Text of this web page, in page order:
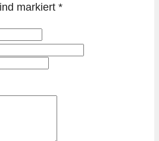
markiert *